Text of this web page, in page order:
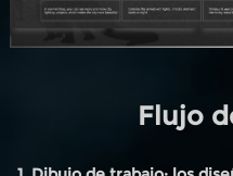
Flujo